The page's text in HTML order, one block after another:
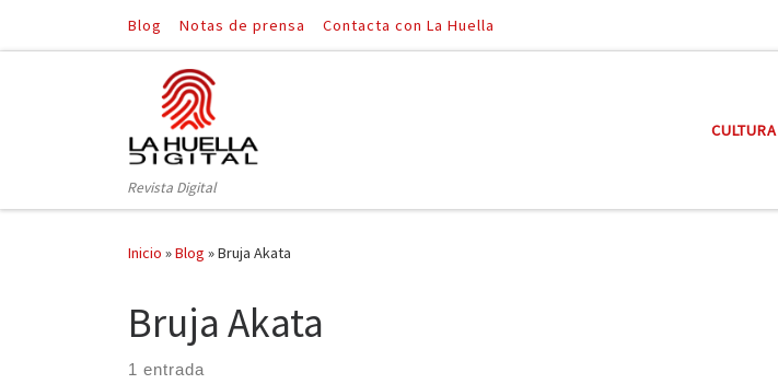
Saltar al contenido
Blog Notas de prensa Contacta con La Huella
Revista Digital
CULTURA
Inicio »Blog »Bruja Akata
Bruja Akata
1 entrada